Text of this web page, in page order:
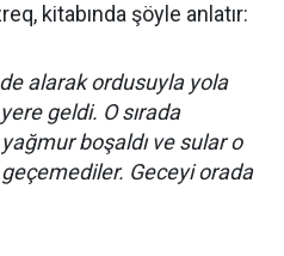
kitabında şöyle anlatır:
de alarak ordusuyla yola
geldi. O sırada
boşaldı ve sular o
Geceyi orada